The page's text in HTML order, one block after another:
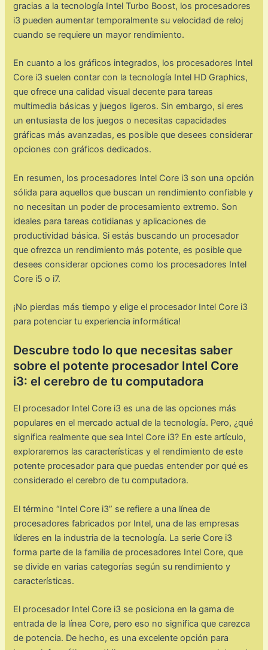
gracias a la tecnología Intel Turbo Boost, los procesadores
i3 pueden aumentar temporalmente su velocidad de reloj
cuando se requiere un mayor rendimiento.
En cuanto a los gráficos integrados, los procesadores Intel
Core i3 suelen contar con la tecnología Intel HD Graphics,
que ofrece una calidad visual decente para tareas
multimedia básicas y juegos ligeros. Sin embargo, si eres
un entusiasta de los juegos o necesitas capacidades
gráficas más avanzadas, es posible que desees considerar
opciones con gráficos dedicados.
En resumen, los procesadores Intel Core i3 son una opción
sólida para aquellos que buscan un rendimiento confiable y
no necesitan un poder de procesamiento extremo. Son
ideales para tareas cotidianas y aplicaciones de
productividad básica. Si estás buscando un procesador
que ofrezca un rendimiento más potente, es posible que
desees considerar opciones como los procesadores Intel
Core i5 o i7.
¡No pierdas más tiempo y elige el procesador Intel Core i3
para potenciar tu experiencia informática!
Descubre todo lo que necesitas saber
sobre el potente procesador Intel Core
i3: el cerebro de tu computadora
El procesador Intel Core i3 es una de las opciones más
populares en el mercado actual de la tecnología. Pero, ¿qué
significa realmente que sea Intel Core i3? En este artículo,
exploraremos las características y el rendimiento de este
potente procesador para que puedas entender por qué es
considerado el cerebro de tu computadora.
El término “Intel Core i3” se refiere a una línea de
procesadores fabricados por Intel, una de las empresas
líderes en la industria de la tecnología. La serie Core i3
forma parte de la familia de procesadores Intel Core, que
se divide en varias categorías según su rendimiento y
características.
El procesador Intel Core i3 se posiciona en la gama de
entrada de la línea Core, pero eso no significa que carezca
de potencia. De hecho, es una excelente opción para